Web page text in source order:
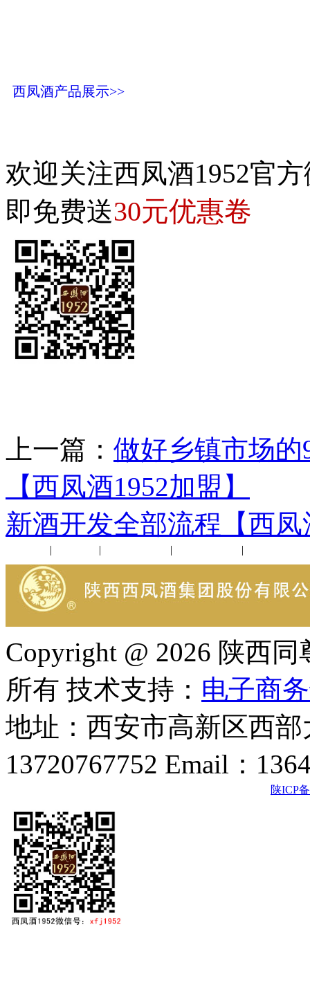
西凤酒产品展示>>
欢迎关注西凤酒1952官
即免费送30元优惠卷
上一篇： 做好乡镇市场
【西凤酒1952加盟】
新酒开发全部流程【西凤
| | | |
Copyright @ 2026 陕西
所有 技术支持： 电子商
地址：西安市高新区西
13720767752 Email：
陕ICP